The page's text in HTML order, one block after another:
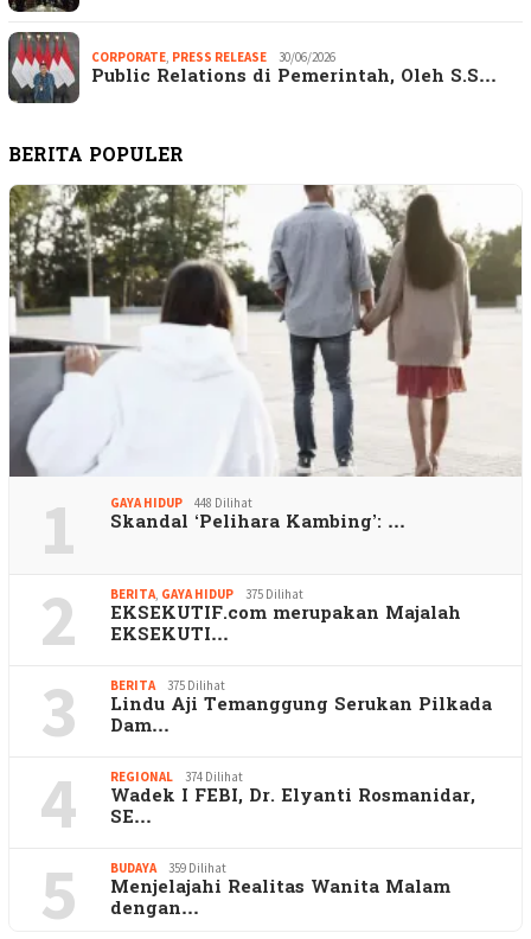
CORPORATE, PRESS RELEASE 30/06/2026
Public Relations di Pemerintah, Oleh S.S…
BERITA POPULER
1 GAYA HIDUP 448 Dilihat
Skandal ‘Pelihara Kambing’: …
2 BERITA, GAYA HIDUP 375 Dilihat
EKSEKUTIF.com merupakan Majalah
EKSEKUTI…
3 BERITA 375 Dilihat
Lindu Aji Temanggung Serukan Pilkada
Dam…
4 REGIONAL 374 Dilihat
Wadek I FEBI, Dr. Elyanti Rosmanidar,
SE…
5 BUDAYA 359 Dilihat
Menjelajahi Realitas Wanita Malam
dengan…